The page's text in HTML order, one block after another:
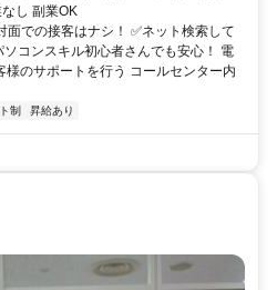
し 副業OK
面での接客はナシ！ ✅ネット検索して
コンスキル初心者さんでも安心！ 電
のサポートを行う コールセンター内
制 昇給あり